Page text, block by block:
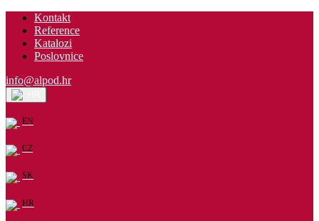
Kontakt
Reference
Katalozi
Poslovnice
info@alpod.hr
EN
CZ
SK
HR